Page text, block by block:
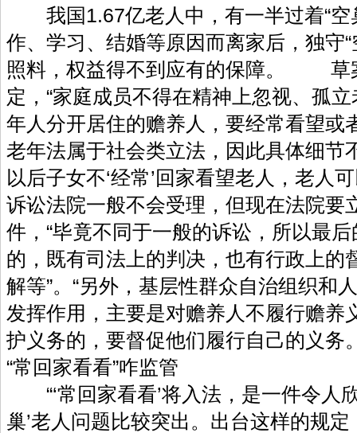
我国1.67亿老人中，有一半过着“空
作、学习、结婚等原因而离家后，独守
照料，权益得不到应有的保障。 草
定，“家庭成员不得在精神上忽视、孤
年人分开居住的赡养人，要经常看望
老年法属于社会类立法，因此具体细节
以后子女不‘经常’回家看望老人，老人
诉讼法院一般不会受理，但现在法院要
件，“毕竟不同于一般的诉讼，所以最
的，既有司法上的判决，也有行政上的
解等”。“另外，基层性群众自治组织和
发挥作用，主要是对赡养人不履行赡养
护义务的，要督促他们履行自己的义务
“常回家看看”咋监管
“‘常回家看看’将入法，是一件令人
巢’老人问题比较突出。出台这样的规